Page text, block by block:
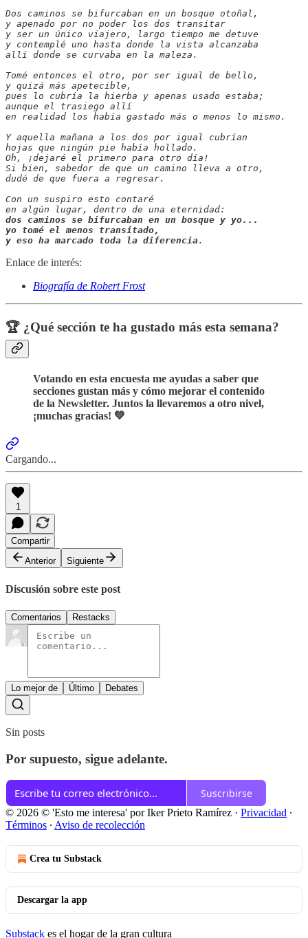
Dos caminos se bifurcaban en un bosque otoñal,
y apenado por no poder los dos transitar
y ser un único viajero, largo tiempo me detuve
y contemplé uno hasta donde la vista alcanzaba
allí donde se curvaba en la maleza.
Tomé entonces el otro, por ser igual de bello,
y quizá más apetecible,
pues lo cubría la hierba y apenas usado estaba;
aunque el trasiego allí
en realidad los había gastado más o menos lo mismo.
Y aquella mañana a los dos por igual cubrían
hojas que ningún pie había hollado.
Oh, ¡dejaré el primero para otro día!
Si bien, sabedor de que un camino lleva a otro,
dudé de que fuera a regresar.
Con un suspiro esto contaré
dos caminos se bifurcaban en un bosque y yo...
yo tomé el menos transitado,
y eso ha marcado toda la diferencia.
Enlace de interés:
Biografía de Robert Frost
🏆 ¿Qué sección te ha gustado más esta semana?
Votando en esta encuesta me ayudas a saber que
secciones gustan más y cómo mejorar el contenido
de la Newsletter. Juntos la llevaremos a otro nivel,
¡muchas gracias! 💚
Cargando...
1
Compartir
Anterior
Siguiente
Discusión sobre este post
Comentarios Restacks
Lo mejor de Último Debates
Sin posts
Por supuesto, sigue adelante.
Suscribirse
© 2026 © 'Esto me interesa' por Iker Prieto Ramírez · Privacidad ∙
Términos ∙ Aviso de recolección
Crea tu Substack
Descargar la app
Substack es el hogar de la gran cultura